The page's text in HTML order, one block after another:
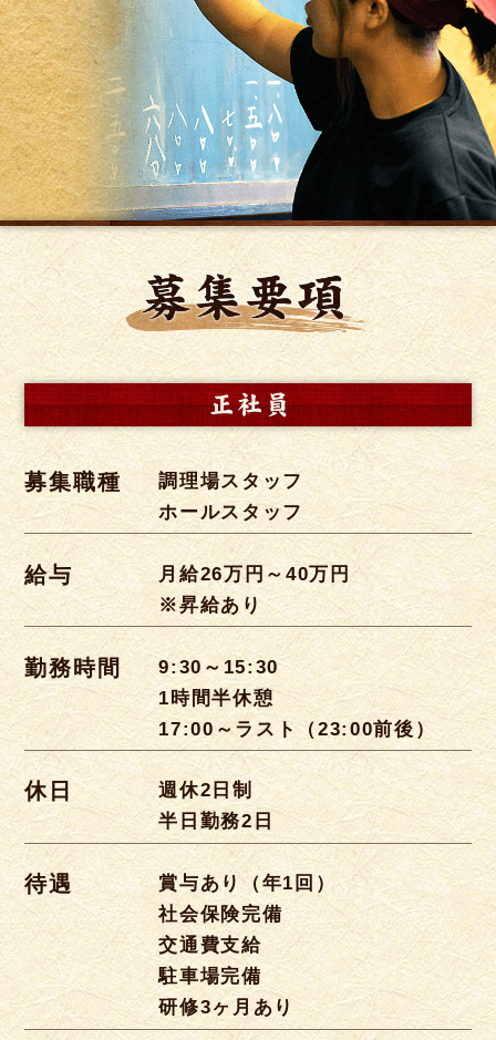
募集職種
調理場スタッフ
ホールスタッフ
給与
月給26万円～40万円
※昇給あり
勤務時間
9:30～15:30
1時間半休憩
17:00～ラスト（23:00前後）
休日
週休2日制
半日勤務2日
待遇
賞与あり（年1回）
社会保険完備
交通費支給
駐車場完備
研修3ヶ月あり